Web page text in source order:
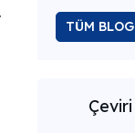
TÜM
Çeviri